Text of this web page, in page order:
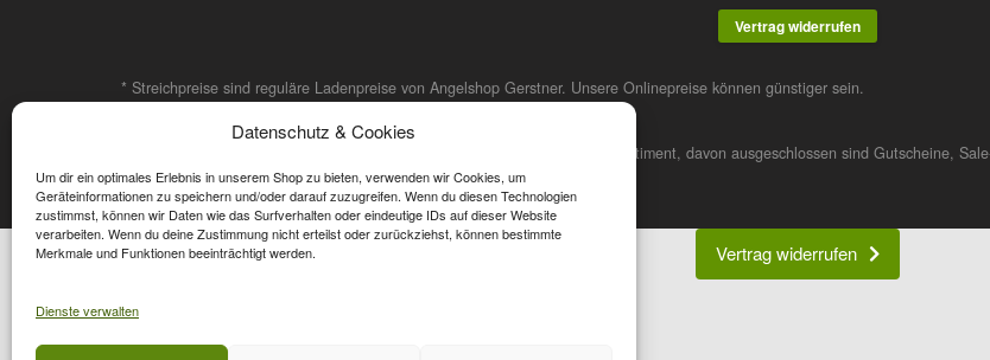
Datenschutz & Cookies
Um dir ein optimales Erlebnis in unserem Shop zu bieten, verwenden wir Cookies, um
Geräteinformationen zu speichern und/oder darauf zuzugreifen. Wenn du diesen Technologien
zustimmst, können wir Daten wie das Surfverhalten oder eindeutige IDs auf dieser Website
verarbeiten. Wenn du deine Zustimmung nicht erteilst oder zurückziehst, können bestimmte
Merkmale und Funktionen beeinträchtigt werden.
Dienste verwalten
Vertrag widerrufen
* Streichpreise sind reguläre Ladenpreise von Angelshop Gerstner. Unsere Onlinepreise können günstiger sein.
Affiliate, Partner Rabatt-Codes und Aktionscodes gelten für das gesamte Sortiment, davon ausgeschlossen sind Gutscheine,
Wert-Gutschein-Codes gelten für das gesamte Sortiment.
Vertrag widerrufen